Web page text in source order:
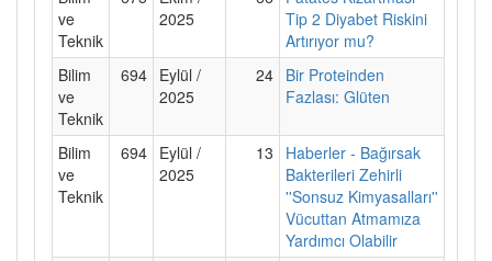
ve
Teknik
2025
Tip 2 Diyabet Riskini
Artırıyor mu?
Bilim
ve
Teknik
694 Eylül /
2025
24 Bir Proteinden
Fazlası: Glüten
Bilim
ve
Teknik
694 Eylül /
2025
13
Haberler - Bağırsak
Bakterileri Zehirli
''Sonsuz Kimyasalları''
Vücuttan Atmamıza
Yardımcı Olabilir